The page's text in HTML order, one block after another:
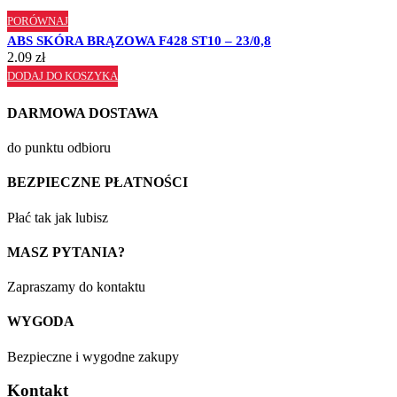
PORÓWNAJ
ABS SKÓRA BRĄZOWA F428 ST10 – 23/0,8
2.09 zł
DODAJ DO KOSZYKA
DARMOWA DOSTAWA
do punktu odbioru
BEZPIECZNE PŁATNOŚCI
Płać tak jak lubisz
MASZ PYTANIA?
Zapraszamy do kontaktu
WYGODA
Bezpieczne i wygodne zakupy
Kontakt